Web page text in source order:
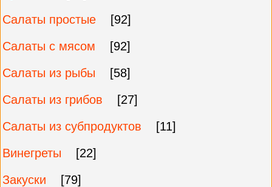
Салаты простые
[92]
Салаты с мясом
[92]
Салаты из рыбы
[58]
Салаты из грибов
[27]
Салаты из субпродуктов
[11]
Винегреты
[22]
Закуски
[79]